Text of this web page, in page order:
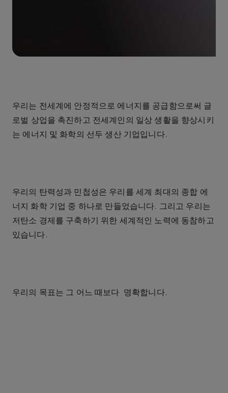
우리는 전세계에 안정적으로 에너지를 공급함으로써 글
로벌 상업을 촉진하고 전세계인의 일상 생활을 향상시키
는 에너지 및 화학의 선두 생산 기업입니다.
우리의 탄력성과 민첩성은 우리를 세계 최대의 종합 에
너지 화학 기업 중 하나로 만들었습니다. 그리고 우리는
저탄소 경제를 구축하기 위한 세계적인 노력에
동참하고
있습니다.
우리의 목표는 그 어느 때보다 명확합니다.